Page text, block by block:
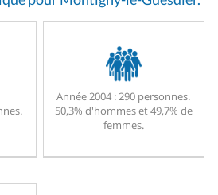
Année 2004 :290 personnes.
50,3% d'hommes et 49,7% de
femmes.